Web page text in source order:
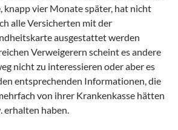
knapp vier Monate später, hat nicht
alle Versicherten mit der
ausgestattet werden
Verweigerern scheint es andere
nicht zu interessieren oder aber es
entsprechenden Informationen, die
von ihrer Krankenkasse hätten
erhalten haben.